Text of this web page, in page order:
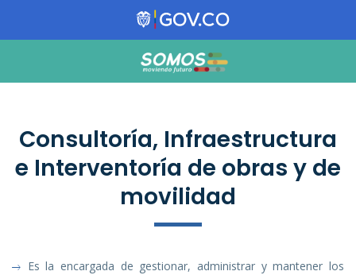
Consultoría, Infraestructura
e Interventoría de obras y de
movilidad
Es la encargada de gestionar, administrar y mantener los